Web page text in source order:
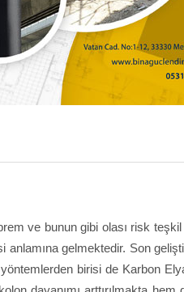
ve bunun gibi olası risk teşkil
anlamına gelmektedir. Son
birisi de Karbon